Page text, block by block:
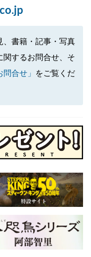
、書籍・記事・写真
関するお問合せ、そ
問合せ」
をご覧くだ